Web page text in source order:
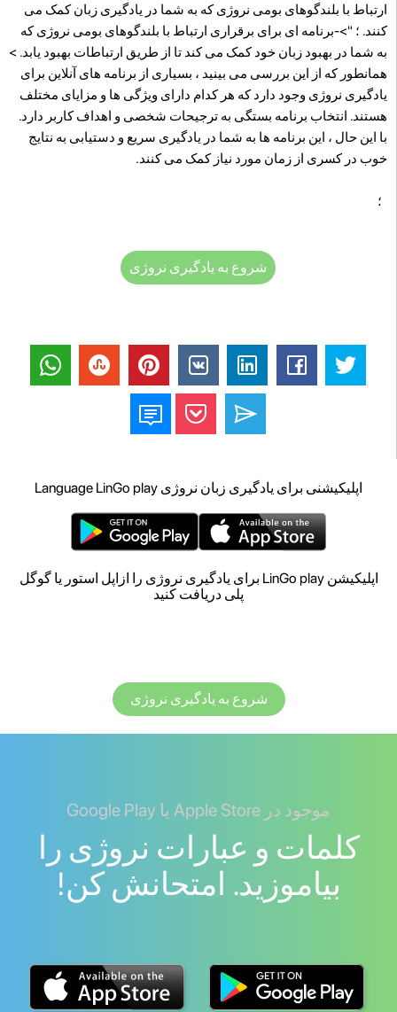
ارتباط با بلندگوهای بومی نروژی که به شما در یادگیری زبان کمک می
کنند. ؛ ">-برنامه ای برای برقراری ارتباط با بلندگوهای بومی نروژی که
به شما در بهبود زبان خود کمک می کند تا از طریق ارتباطات بهبود یابد. >
همانطور که از این بررسی می بینید ، بسیاری از برنامه های آنلاین برای
یادگیری نروژی وجود دارد که هر کدام دارای ویژگی ها و مزایای مختلف
هستند. انتخاب برنامه بستگی به ترجیحات شخصی و اهداف کاربر دارد.
با این حال ، این برنامه ها به شما در یادگیری سریع و دستیابی به نتایج
خوب در کسری از زمان مورد نیاز کمک می کنند.
؛
شروع به یادگیری نروژی
اپلیکیشنی برای یادگیری زبان نروژی Language LinGo play
اپلیکیشن LinGo play برای یادگیری نروژی را ازاپل استور یا گوگل
پلی دریافت کنید
شروع به یادگیری نروژی
موجود در Apple Store یا Google Play
کلمات و عبارات نروژی را
بیاموزید. امتحانش کن!